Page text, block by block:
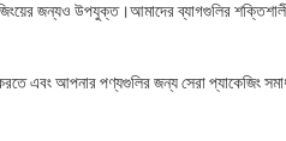
জন্যও উপযুক্ত।আমাদের ব্যাগগুলির
এবং আপনার পণ্যগুলির জন্য সেরা প্যাকেজিং